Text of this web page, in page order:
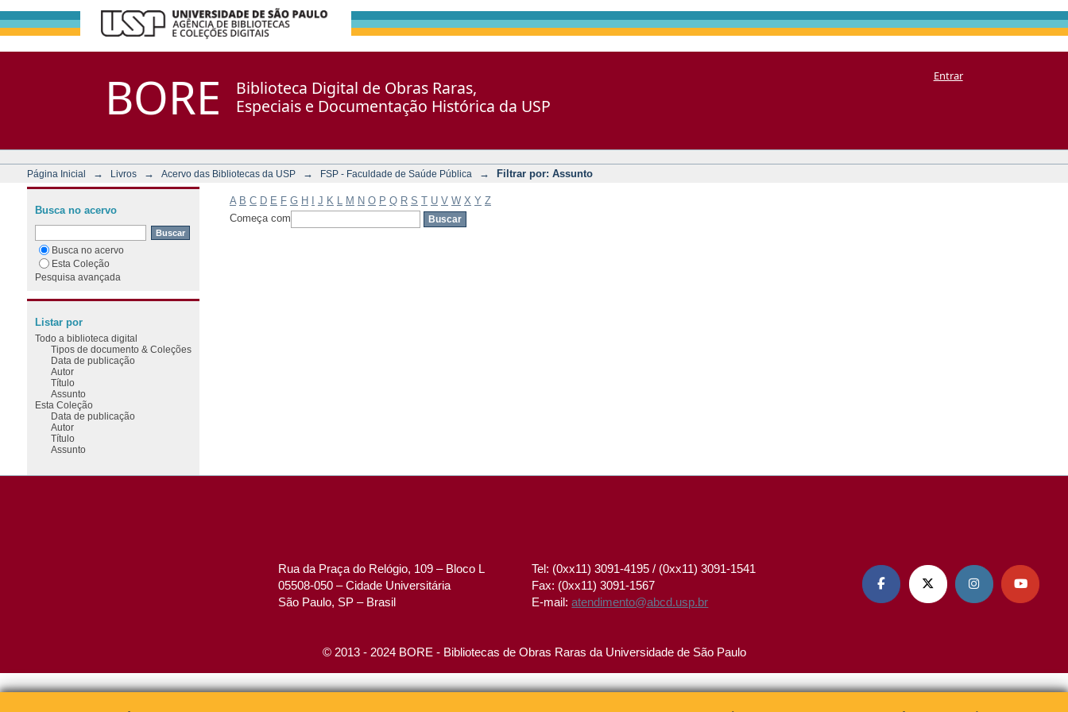
BORE
Biblioteca Digital de Obras Raras,
Especiais e Documentação Histórica da USP
Entrar
Página Inicial → Livros → Acervo das Bibliotecas da USP → FSP - Faculdade de Saúde Pública → Filtrar por: Assunto
A B C D E F G H J K M N O P Q R S T U V W X Y Z
Começa com
Busca no acervo
Busca no acervo
Esta Coleção
Pesquisa avançada
Listar por
Todo a biblioteca digital
Tipos de documento & Coleções
Data de publicação
Autor
Título
Assunto
Esta Coleção
Data de publicação
Autor
Título
Assunto
Rua da Praça do Relógio, 109 – Bloco L
05508-050 – Cidade Universitária
São Paulo, SP – Brasil
Tel: (0xx11) 3091-4195 / (0xx11) 3091-1541
Fax: (0xx11) 3091-1567
E-mail:atendimento@abcd.usp.br
   
© 2013 - 2024 BORE - Bibliotecas de Obras Raras da Universidade de São Paulo